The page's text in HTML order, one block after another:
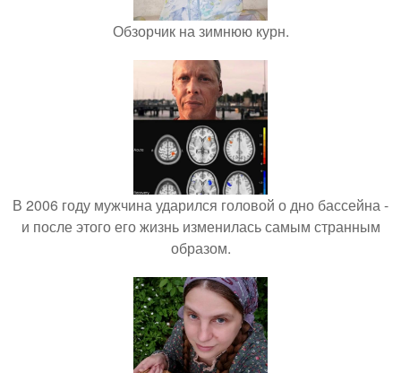
Обзорчик на зимнюю курн.
В 2006 году мужчина ударился головой о дно бассейна -
и после этого его жизнь изменилась самым странным
образом.